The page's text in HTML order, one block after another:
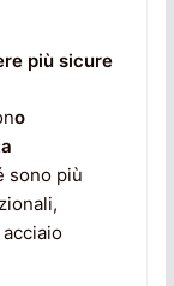
più sicure
o
sono più